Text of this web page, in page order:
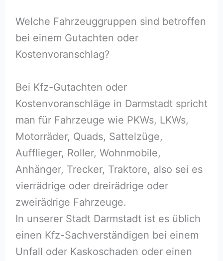
Welche Fahrzeuggruppen sind betroffen
bei einem Gutachten oder
Kostenvoranschlag?
Bei Kfz-Gutachten oder
Kostenvoranschläge in Darmstadt spricht
man für Fahrzeuge wie PKWs, LKWs,
Motorräder, Quads, Sattelzüge,
Aufflieger, Roller, Wohnmobile,
Anhänger, Trecker, Traktore, also sei es
vierrädrige oder dreirädrige oder
zweirädrige Fahrzeuge.
In unserer Stadt Darmstadt ist es üblich
einen Kfz-Sachverständigen bei einem
Unfall oder Kaskoschaden oder einen